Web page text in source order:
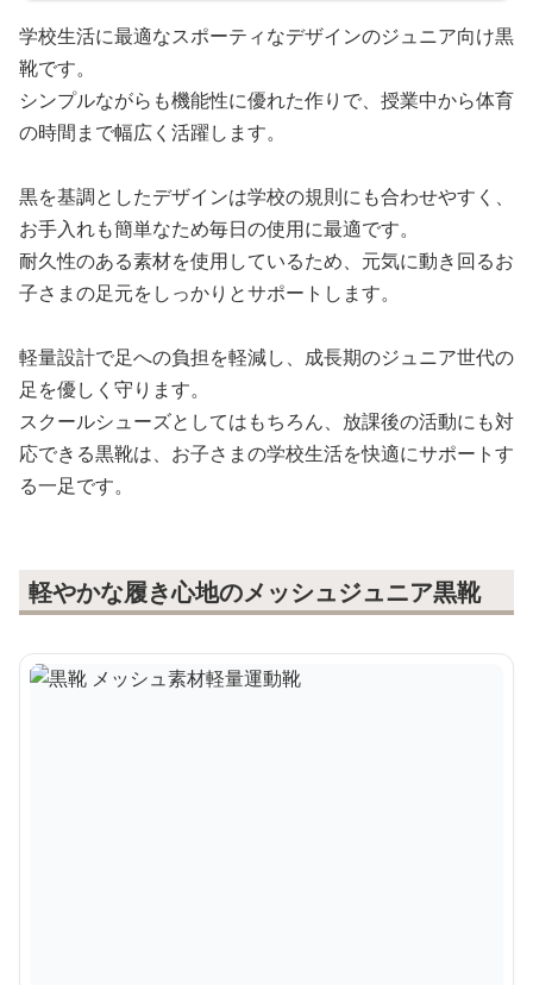
学校生活に最適なスポーティなデザインのジュニア向け黒
靴です。
シンプルながらも機能性に優れた作りで、授業中から体育
の時間まで幅広く活躍します。
黒を基調としたデザインは学校の規則にも合わせやすく、
お手入れも簡単なため毎日の使用に最適です。
耐久性のある素材を使用しているため、元気に動き回るお
子さまの足元をしっかりとサポートします。
軽量設計で足への負担を軽減し、成長期のジュニア世代の
足を優しく守ります。
スクールシューズとしてはもちろん、放課後の活動にも対
応できる黒靴は、お子さまの学校生活を快適にサポートす
る一足です。
軽やかな履き心地のメッシュジュニア黒靴